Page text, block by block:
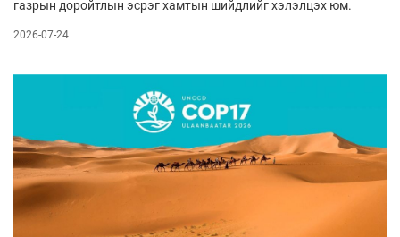
газрын доройтлын эсрэг хамтын шийдлийг хэлэлцэх юм.
2026-07-24